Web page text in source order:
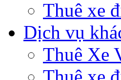
Thuê xe
Dịch vụ
Thuê Xe